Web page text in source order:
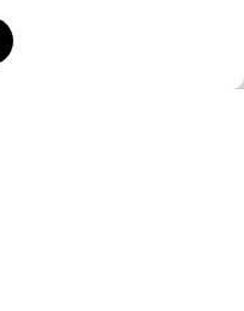
Готовы помочь!